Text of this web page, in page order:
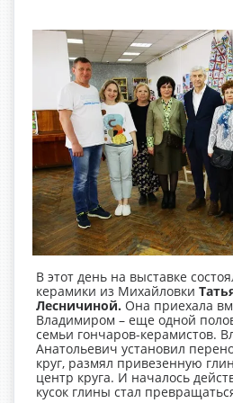
В этот день на выставке
керамики из Михайловки
Лесничиной. Она приехала
Владимиром – еще одной
семьи гончаров-керамистов.
Анатольевич установил
круг, размял привезенную
центр круга. И началось
кусок глины стал